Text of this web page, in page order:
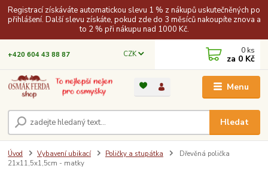
Registrací získáváte automatickou slevu 1 % z nákupů uskutečněných po
přihlášení. Další slevu získáte, pokud zde do 3 měsíců nakoupíte znova a
to 2 % při nákupu nad 1000 Kč.
Menu
CZK
Hledat
+420 604 43 88 87 0 ks
za 0 Kč
Úvod Vybavení ubikací Poličky a stupátka
Dřevěná polička
21x11,5x1,5cm - matky